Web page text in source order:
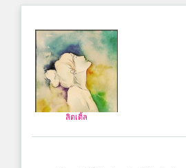
ลิตเติ้ล